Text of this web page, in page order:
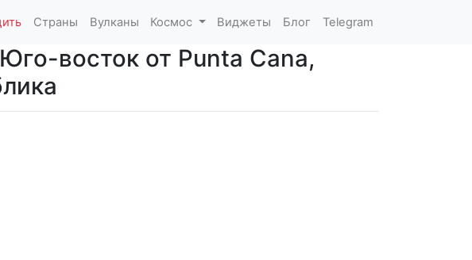
Страны Вулканы Космос Виджеты Блог Telegram
восток от Punta Cana,